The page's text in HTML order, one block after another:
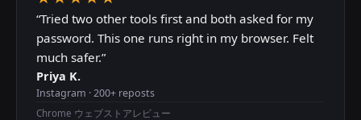
“Tried two other tools first and both asked for my
password. This one runs right in my browser. Felt
much safer.”
Priya K.
Instagram ·200+ reposts
Chrome ウェブストアレビュー